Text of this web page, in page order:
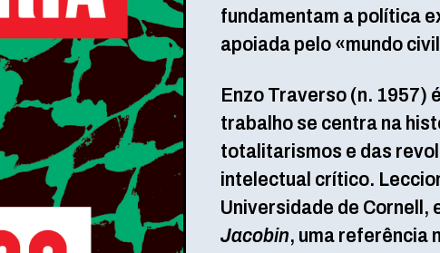
fundamentam a política
apoiada pelo «mundo
Enzo Traverso (n. 1957)
trabalho se centra na
totalitarismos e das
intelectual crítico.
Universidade de Cornell,
Jacobin, uma referência